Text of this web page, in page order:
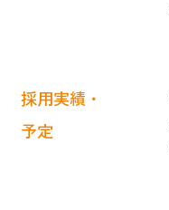
採用実績・
予定